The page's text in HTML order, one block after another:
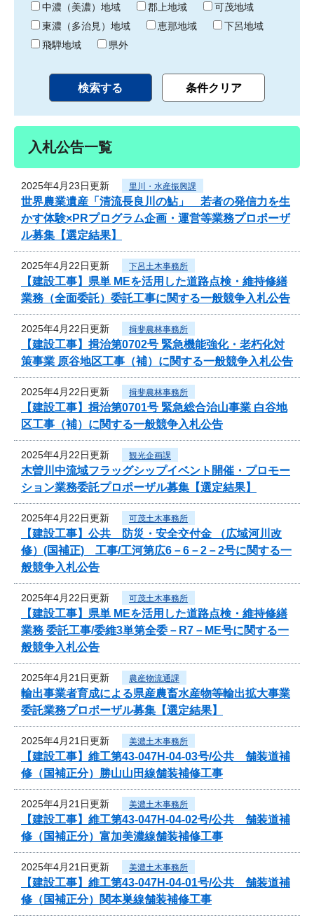
中濃（美濃）地域
郡上地域
可茂地域
東濃（多治見）地域
恵那地域
下呂地域
飛騨地域
県外
入札公告一覧
2025年4月23日更新 里川・水産振興課
世界農業遺産「清流長良川の鮎」 若者の発信力を生
かす体験×PRプログラム企画・運営等業務プロポーザ
ル募集【選定結果】
2025年4月22日更新 下呂土木事務所
【建設工事】県単 MEを活用した道路点検・維持修繕
業務（全面委託）委託工事に関する一般競争入札公告
2025年4月22日更新 揖斐農林事務所
【建設工事】揖治第0702号 緊急機能強化・老朽化対
策事業 原谷地区工事（補）に関する一般競争入札公告
2025年4月22日更新 揖斐農林事務所
【建設工事】揖治第0701号 緊急総合治山事業 白谷地
区工事（補）に関する一般競争入札公告
2025年4月22日更新 観光企画課
木曽川中流域フラッグシップイベント開催・プロモー
ション業務委託プロポーザル募集【選定結果】
2025年4月22日更新 可茂土木事務所
【建設工事】公共 防災・安全交付金 （広域河川改
修）(国補正) 工事/工河第広6－6－2－2号に関する一
般競争入札公告
2025年4月22日更新 可茂土木事務所
【建設工事】県単 MEを活用した道路点検・維持修繕
業務 委託工事/委維3単第全委－R7－ME号に関する一
般競争入札公告
2025年4月21日更新 農産物流通課
輸出事業者育成による県産農畜水産物等輸出拡大事業
委託業務プロポーザル募集【選定結果】
2025年4月21日更新 美濃土木事務所
【建設工事】維工第43-047H-04-03号/公共 舗装道補
修（国補正分）勝山山田線舗装補修工事
2025年4月21日更新 美濃土木事務所
【建設工事】維工第43-047H-04-02号/公共 舗装道補
修（国補正分）富加美濃線舗装補修工事
2025年4月21日更新 美濃土木事務所
【建設工事】維工第43-047H-04-01号/公共 舗装道補
修（国補正分）関本巣線舗装補修工事